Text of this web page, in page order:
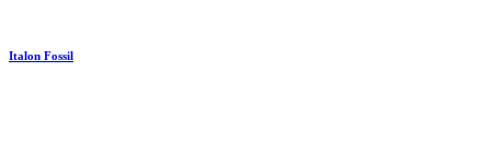
Italon Fossil